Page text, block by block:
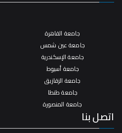
جامعة القاهرة
جامعة عين شمس
جامعة الإسكندرية
جامعة أسيوط
جامعة الزقازيق
جامعة طنطا
جامعة المنصورة
اتصل بنا